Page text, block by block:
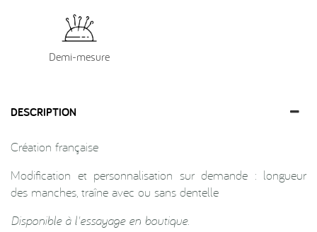
Demi-mesure
DESCRIPTION
Création française
Modification et personnalisation sur demande : longueur
des manches, traîne avec ou sans dentelle
Disponible à l'essayage en boutique.